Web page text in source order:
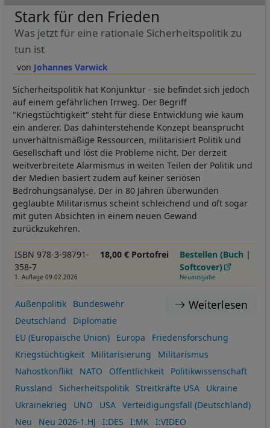
Johannes Varwick
Stark für den Frieden
Was jetzt für eine rationale Sicherheitspolitik zu
tun ist
Sicherheitspolitik hat Konjunktur - sie befindet sich jedoch
auf einem gefährlichen Irrweg. Der Begriff
"Kriegstüchtigkeit" steht für diese Entwicklung wie kaum
ein anderer. Das dahinterstehende Konzept beansprucht
unverhältnismäßige Ressourcen, militarisiert Politik und
Gesellschaft und löst die Probleme nicht. Der derzeit
weitverbreitete Alarmismus in weiten Teilen der Politik und
der Medien basiert zudem auf keiner seriösen
Bedrohungsanalyse. Der in 80 Jahren überwunden
geglaubte Militarismus scheint schleichend und oft sogar
mit guten Absichten in einem neuen Gewand
zurückzukehren.
ISBN 978-3-98791-
358-7
1. Auflage 09.02.2026
18,00 € Portofrei
Bestellen (Buch |
Softcover)
Neuausgabe
Weiterlesen
Außenpolitik
Bundeswehr
Deutschland
Diplomatie
EU (Europäische Union)
Europa
Friedensforschung
Kriegstüchtigkeit
Militarisierung
Militarismus
Nahostkonflikt
NATO Öffentlichkeit
Politikwissenschaft
Russland
Sicherheitspolitik Streitkräfte USA
Ukraine
Ukrainekrieg
UNO USA
Verteidigungsfall (Deutschland)
Neu
Neu 2026-1.HJ I:DES I:MK I:VIDEO